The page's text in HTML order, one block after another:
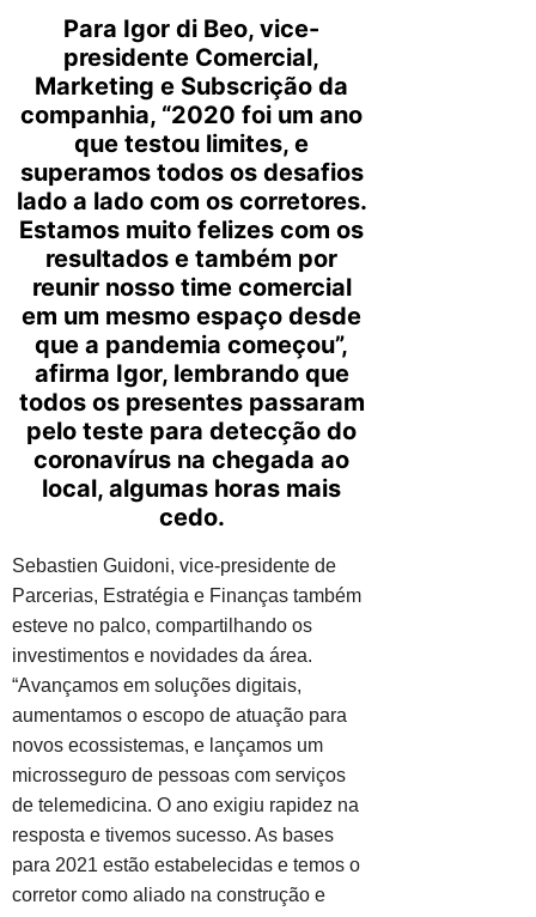
Para Igor di Beo, vice-
presidente Comercial,
Marketing e Subscrição da
companhia, “2020 foi um ano
que testou limites, e
superamos todos os desafios
lado a lado com os corretores.
Estamos muito felizes com os
resultados e também por
reunir nosso time comercial
em um mesmo espaço desde
que a pandemia começou”,
afirma Igor, lembrando que
todos os presentes passaram
pelo teste para detecção do
coronavírus na chegada ao
local, algumas horas mais
cedo.
Sebastien Guidoni, vice-presidente de
Parcerias, Estratégia e Finanças também
esteve no palco, compartilhando os
investimentos e novidades da área.
“Avançamos em soluções digitais,
aumentamos o escopo de atuação para
novos ecossistemas, e lançamos um
microsseguro de pessoas com serviços
de telemedicina. O ano exigiu rapidez na
resposta e tivemos sucesso. As bases
para 2021 estão estabelecidas e temos o
corretor como aliado na construção e